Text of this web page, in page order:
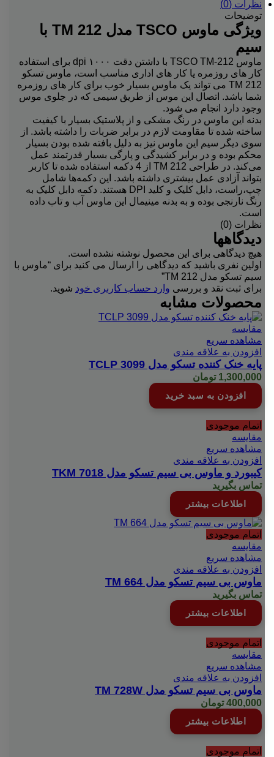
نظرات (0)
توضیحات
ویژگی ماوس TSCO مدل TM 212 با
سیم
ماوس TSCO TM-212 با داشتن دقت ۱۰۰۰ dpi برای استفاده
کار های روزمره یا کار های اداری مناسب است، ماوس تسکو
TM 212 می تواند یک ماوس بسیار خوب برای کار های روزمره
شما باشد. اتصال این موس از طریق سیمی که در جلوی موس
وجود دارد انجام می شود.
بدنه این ماوس در رنگ مشکی و از پلاستیک بسیار با کیفیت
ساخته شده تا مقاومت لازم در برابر ضربات را داشته باشد. از
سوی دیگر سیم این ماوس نیز به دلیل بافته شده بودن بسیار
محکم بوده و در برابر کشیدگی و پارگی بسیار قدرتمند عمل
می‌کند. در طراحی TM 212 از 4 دکمه استفاده شده تا کاربر
بتواند آزادی عمل بیشتری داشته باشد. این دکمه‌ها شامل
چپ،راست، دابل کلیک و کلید DPI هستند. دکمه دابل کلیک به
رنگ نارنجی بوده و به بدنه مینیمال این ماوس آب و تاب داده
است.
نظرات (0)
دیدگاهها
هیچ دیدگاهی برای این محصول نوشته نشده است.
اولین نفری باشید که دیدگاهی را ارسال می کنید برای “ماوس با
سیم تسکو مدل TM 212”
برای ثبت نقد و بررسی وارد حساب کاربری خود شوید.
محصولات مشابه
مقایسه
مشاهده سریع
افزودن به علاقه مندی
پایه خنک کننده تسکو مدل TCLP 3099
1,300,000 تومان
افزودن به سبد خرید
اتمام موجودی
مقایسه
مشاهده سریع
افزودن به علاقه مندی
کیبورد و ماوس بی سیم تسکو مدل TKM 7018
تماس بگیرید
اطلاعات بیشتر
اتمام موجودی
مقایسه
مشاهده سریع
افزودن به علاقه مندی
ماوس بی سیم تسکو مدل TM 664
تماس بگیرید
اطلاعات بیشتر
اتمام موجودی
مقایسه
مشاهده سریع
افزودن به علاقه مندی
ماوس بی سیم تسکو مدل TM 728W
400,000 تومان
اطلاعات بیشتر
اتمام موجودی